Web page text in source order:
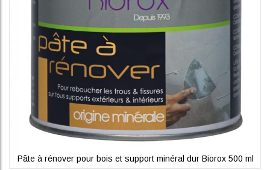
Pâte à rénover pour bois et support minéral dur Biorox 500 ml